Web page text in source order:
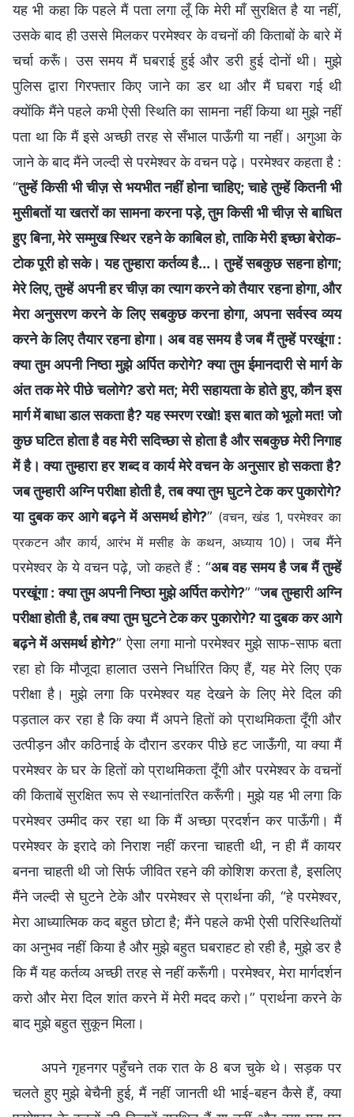
यह भी कहा कि पहले मैं पता लगा लूँ कि मेरी माँ सुरक्षित है या नहीं,
उसके बाद ही उससे मिलकर परमेश्वर के वचनों की किताबों के बारे में
चर्चा करूँ। उस समय मैं घबराई हुई और डरी हुई दोनों थी। मुझे
पुलिस द्वारा गिरफ्तार किए जाने का डर था और मैं घबरा गई थी
क्योंकि मैंने पहले कभी ऐसी स्थिति का सामना नहीं किया था मुझे नहीं
पता था कि मैं इसे अच्छी तरह से सँभाल पाऊँगी या नहीं। अगुआ के
जाने के बाद मैंने जल्दी से परमेश्वर के वचन पढ़े। परमेश्वर कहता है :
“तुम्हें किसी भी चीज़ से भयभीत नहीं होना चाहिए; चाहे तुम्हें कितनी भी
मुसीबतों या खतरों का सामना करना पड़े, तुम किसी भी चीज़ से बाधित
हुए बिना, मेरे सम्मुख स्थिर रहने के काबिल हो, ताकि मेरी इच्छा बेरोक-
टोक पूरी हो सके। यह तुम्हारा कर्तव्य है...। तुम्हें सबकुछ सहना होगा;
मेरे लिए, तुम्हें अपनी हर चीज़ का त्याग करने को तैयार रहना होगा, और
मेरा अनुसरण करने के लिए सबकुछ करना होगा, अपना सर्वस्व व्यय
करने के लिए तैयार रहना होगा। अब वह समय है जब मैं तुम्हें परखूंगा :
क्या तुम अपनी निष्ठा मुझे अर्पित करोगे? क्या तुम ईमानदारी से मार्ग के
अंत तक मेरे पीछे चलोगे? डरो मत; मेरी सहायता के होते हुए, कौन इस
मार्ग में बाधा डाल सकता है? यह स्मरण रखो! इस बात को भूलो मत! जो
कुछ घटित होता है वह मेरी सदिच्छा से होता है और सबकुछ मेरी निगाह
में है। क्या तुम्हारा हर शब्द व कार्य मेरे वचन के अनुसार हो सकता है?
जब तुम्हारी अग्नि परीक्षा होती है, तब क्या तुम घुटने टेक कर पुकारोगे?
या दुबक कर आगे बढ़ने में असमर्थ होगे?” (वचन, खंड 1, परमेश्वर का
प्रकटन और कार्य, आरंभ में मसीह के कथन, अध्याय 10) । जब मैंने
परमेश्वर के ये वचन पढ़े, जो कहते हैं : “अब वह समय है जब मैं तुम्हें
परखूंगा : क्या तुम अपनी निष्ठा मुझे अर्पित करोगे?” “जब तुम्हारी अग्नि
परीक्षा होती है, तब क्या तुम घुटने टेक कर पुकारोगे? या दुबक कर आगे
बढ़ने में असमर्थ होगे?” ऐसा लगा मानो परमेश्वर मुझे साफ-साफ बता
रहा हो कि मौजूदा हालात उसने निर्धारित किए हैं, यह मेरे लिए एक
परीक्षा है। मुझे लगा कि परमेश्वर यह देखने के लिए मेरे दिल की
पड़ताल कर रहा है कि क्या मैं अपने हितों को प्राथमिकता दूँगी और
उत्पीड़न और कठिनाई के दौरान डरकर पीछे हट जाऊँगी, या क्या मैं
परमेश्वर के घर के हितों को प्राथमिकता दूँगी और परमेश्वर के वचनों
की किताबें सुरक्षित रूप से स्थानांतरित करूँगी। मुझे यह भी लगा कि
परमेश्वर उम्मीद कर रहा था कि मैं अच्छा प्रदर्शन कर पाऊँगी। मैं
परमेश्वर के इरादे को निराश नहीं करना चाहती थी, न ही मैं कायर
बनना चाहती थी जो सिर्फ जीवित रहने की कोशिश करता है, इसलिए
मैंने जल्दी से घुटने टेके और परमेश्वर से प्रार्थना की, “हे परमेश्वर,
मेरा आध्यात्मिक कद बहुत छोटा है; मैंने पहले कभी ऐसी परिस्थितियों
का अनुभव नहीं किया है और मुझे बहुत घबराहट हो रही है, मुझे डर है
कि मैं यह कर्तव्य अच्छी तरह से नहीं करूँगी। परमेश्वर, मेरा मार्गदर्शन
करो और मेरा दिल शांत करने में मेरी मदद करो।” प्रार्थना करने के
बाद मुझे बहुत सुकून मिला।
अपने गृहनगर पहुँचने तक रात के 8 बज चुके थे। सड़क पर
चलते हुए मुझे बेचैनी हुई, मैं नहीं जानती थी भाई-बहन कैसे हैं, क्या